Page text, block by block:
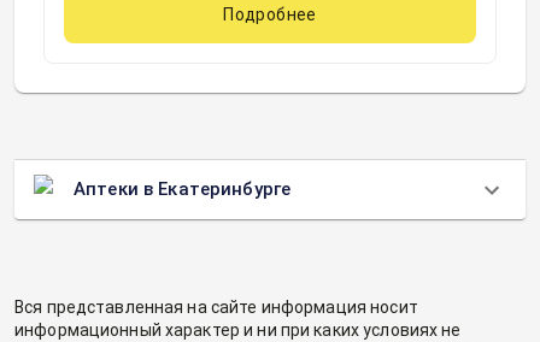
Подробнее
Аптеки в Екатеринбурге
Вся представленная на сайте информация носит
информационный характер и ни при каких условиях не